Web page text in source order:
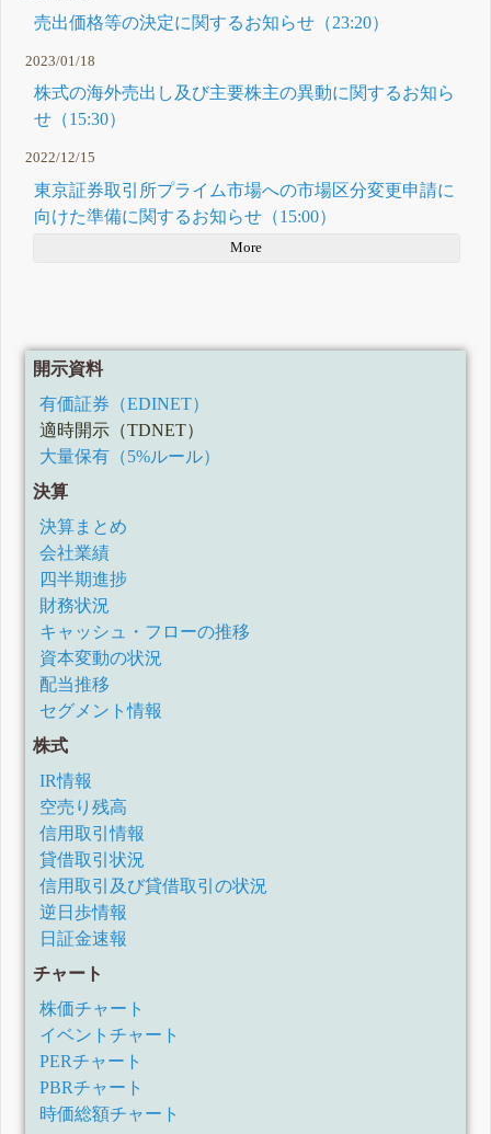
売出価格等の決定に関するお知らせ（23:20）
2023/01/18
株式の海外売出し及び主要株主の異動に関するお知ら
せ（15:30）
2022/12/15
東京証券取引所プライム市場への市場区分変更申請に
向けた準備に関するお知らせ（15:00）
More
開示資料
有価証券（EDINET）
適時開示（TDNET）
大量保有（5%ルール）
決算
決算まとめ
会社業績
四半期進捗
財務状況
キャッシュ・フローの推移
資本変動の状況
配当推移
セグメント情報
株式
IR情報
空売り残高
信用取引情報
貸借取引状況
信用取引及び貸借取引の状況
逆日歩情報
日証金速報
チャート
株価チャート
イベントチャート
PERチャート
PBRチャート
時価総額チャート